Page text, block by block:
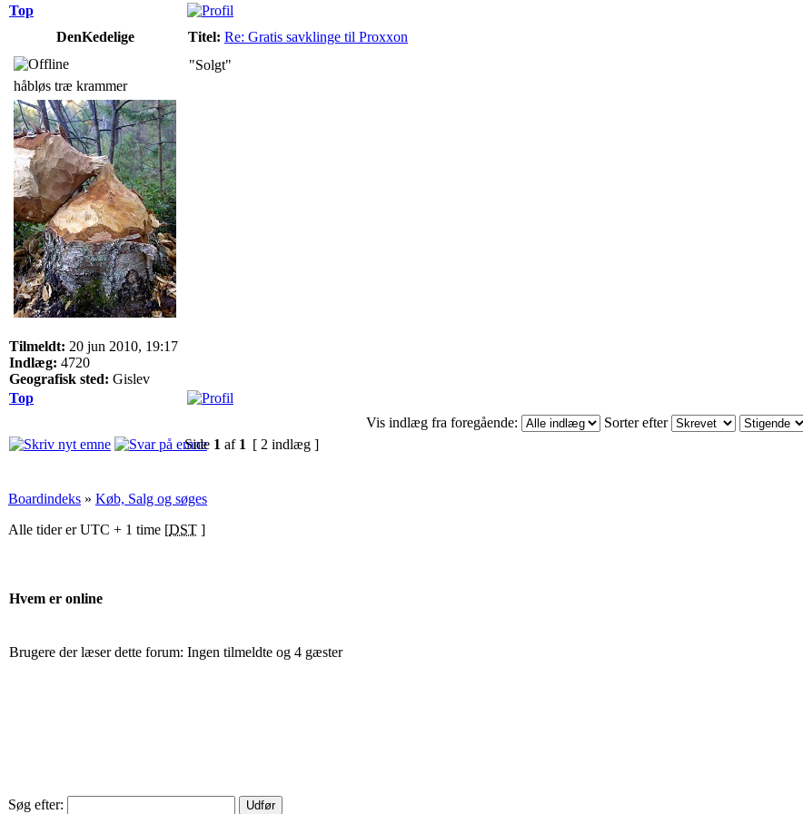
Top
DenKedelige
Titel: Re: Gratis savklinge til Proxxon
håbløs træ krammer
Tilmeldt: 20 jun 2010, 19:17
Indlæg: 4720
Geografisk sted: Gislev
"Solgt"
Top
Vis indlæg fra foregående:
Sorter efter
Side 1 af 1 [ 2 indlæg ]
Boardindeks » Køb, Salg og søges
Alle tider er UTC + 1 time [DST ]
Hvem er online
Brugere der læser dette forum: Ingen tilmeldte og 4 gæster
Søg efter: